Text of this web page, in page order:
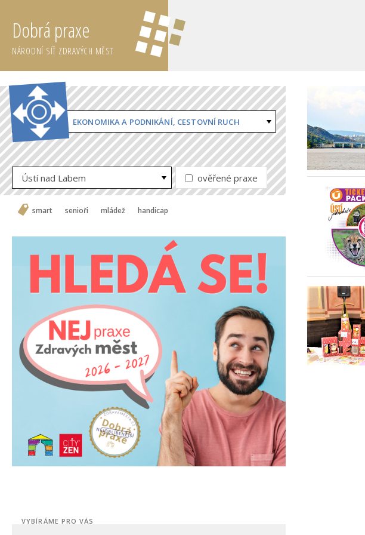
Dobrá praxe
NÁRODNÍ SÍŤ ZDRAVÝCH MĚST
EKONOMIKA A PODNIKÁNÍ, CESTOVNÍ RUCH
Ústí nad Labem ověřené praxe
smart senioři mládež handicap
VYBÍRÁME PRO VÁS